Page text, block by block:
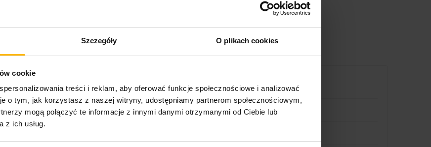
Szczegóły O plikach cookies
cookie
treści i reklam, aby oferować funkcje społecznościowe i analizować
o tym, jak korzystasz z naszej witryny, udostępniamy partnerom społecznościowym,
mogą połączyć te informacje z innymi danymi otrzymanymi od Ciebie lub
z ich usług.